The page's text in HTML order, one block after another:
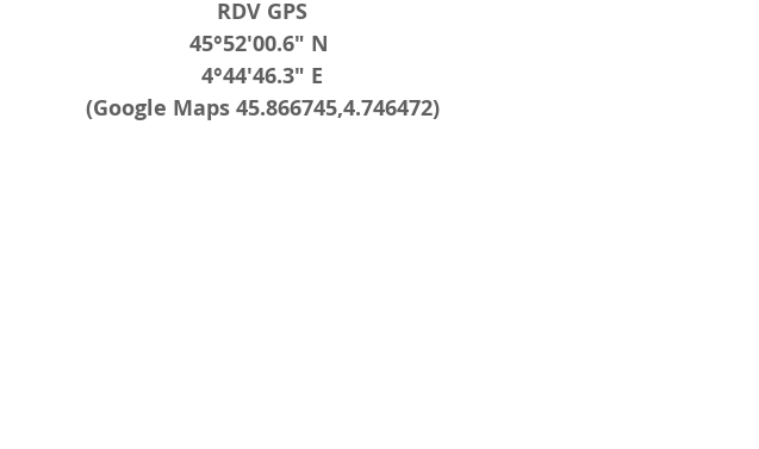
RDV GPS
45°52'00.6" N
4°44'46.3" E
(Google Maps 45.866745,4.746472)